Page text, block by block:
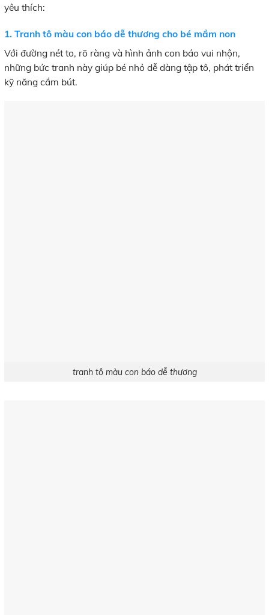
yêu thích:
1. Tranh tô màu con báo dễ thương cho bé mầm non
Với đường nét to, rõ ràng và hình ảnh con báo vui nhộn,
những bức tranh này giúp bé nhỏ dễ dàng tập tô, phát triển
kỹ năng cầm bút.
tranh tô màu con báo dễ thương